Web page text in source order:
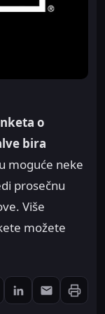
o
bira
moguće neke
prosečnu
Više
možete
Pinterest
Podeli: LinkedIn
Podeli: